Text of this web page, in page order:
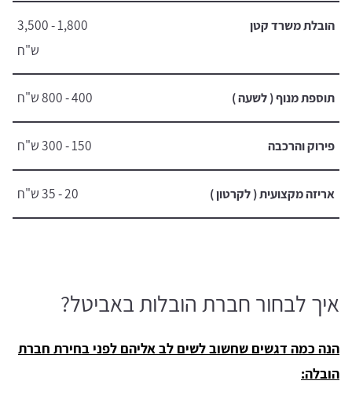
הובלת משרד קטן
1,800 - 3,500
ש"ח
תוספת מנוף ( לשעה ) 400 - 800 ש"ח
פירוק והרכבה 150 - 300 ש"ח
אריזה מקצועית ( לקרטון ) 20 - 35 ש"ח
איך לבחור חברת הובלות באביטל?
הנה כמה דגשים שחשוב לשים לב אליהם לפני בחירת חברת
הובלה: